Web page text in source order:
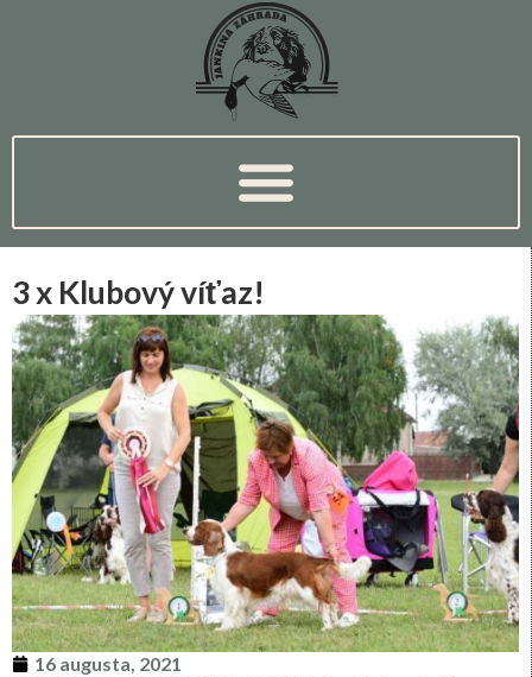
3 x Klubový víťaz!
16 augusta, 2021